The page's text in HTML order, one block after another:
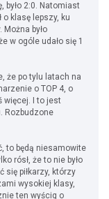
było 2:0. Natomiast
o klasę lepszy, ku
było
w ogóle udało się 1
że po tylu latach na
o TOP 4, o
więcej. I to jest
Rozbudzone
to będą niesamowite
rósł, że to nie było
się piłkarzy, którzy
wysokiej klasy,
ten wyścig o